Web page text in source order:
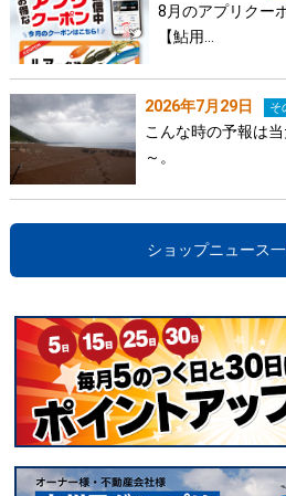
8月のアプリクー
【鮎用…
2026年7月29日 そ
こんな時の予報は
～。
ショップニュース